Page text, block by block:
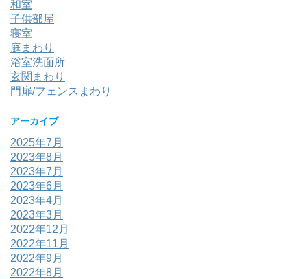
和室
子供部屋
寝室
庭まわり
浴室洗面所
玄関まわり
門扉/フェンスまわり
アーカイブ
2025年7月
2023年8月
2023年7月
2023年6月
2023年4月
2023年3月
2022年12月
2022年11月
2022年9月
2022年8月